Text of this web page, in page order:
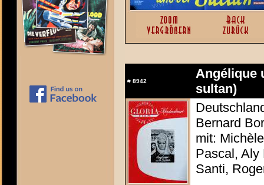
# 8942
Angélique
sultan)
Bernard
mit:
Pascal, Aly
Santi,